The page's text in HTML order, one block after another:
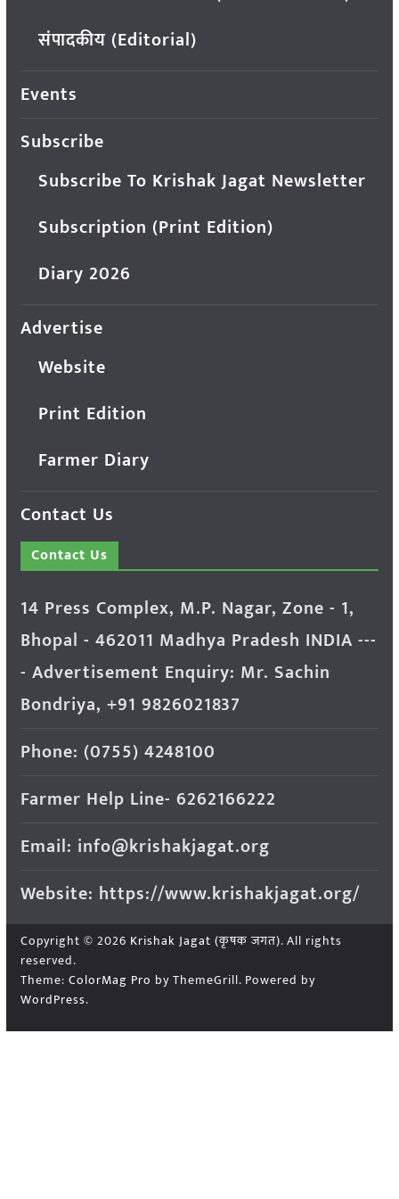
संपादकीय (Editorial)
Events
Subscribe
Subscribe To Krishak Jagat Newsletter
Subscription (Print Edition)
Diary 2026
Advertise
Website
Print Edition
Farmer Diary
Contact Us
Contact Us
14 Press Complex, M.P. Nagar, Zone - 1,
Bhopal - 462011 Madhya Pradesh INDIA ---
- Advertisement Enquiry: Mr. Sachin
Bondriya, +91 9826021837
Phone: (0755) 4248100
Farmer Help Line- 6262166222
Email: info@krishakjagat.org
Website: https://www.krishakjagat.org/
Copyright © 2026 Krishak Jagat (कृषक जगत). All rights
reserved.
Theme: ColorMag Pro by ThemeGrill. Powered by
WordPress.